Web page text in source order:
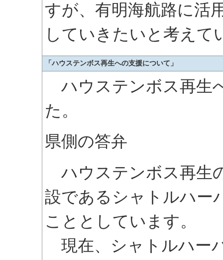
すが、有明海航路に活
していきたいと考えて
「ハウステンボス再生への支援について」
ハウステンボス再生
た。
県側の答弁
ハウステンボス再生
設であるシャトルハー
こととしています。
現在、シャトルハー